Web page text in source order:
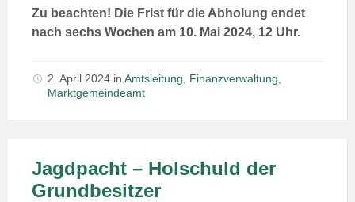
Zu beachten! Die Frist für die Abholung endet
nach sechs Wochen am 10. Mai 2024, 12 Uhr.
2. April 2024 in Amtsleitung Finanzverwaltung
Marktgemeindeamt
Jagdpacht – Holschuld der
Grundbesitzer